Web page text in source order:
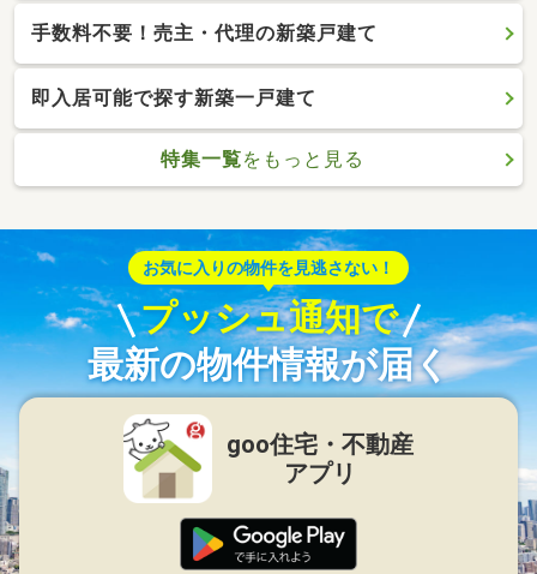
手数料不要！売主・代理の新築戸建て
即入居可能で探す新築一戸建て
特集一覧をもっと見る
お気に入りの物件を見逃さない！
プッシュ通知で
最新の物件情報が届く
goo住宅・不動産
アプリ